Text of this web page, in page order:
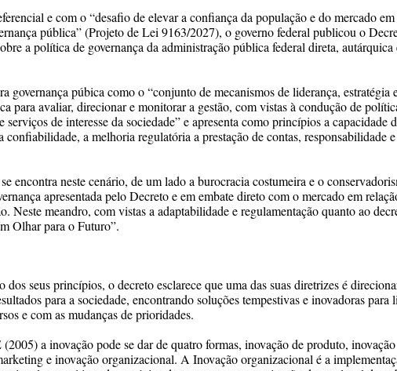
e com o “desafio de elevar a confiança da população e do mercado em
pública” (Projeto de Lei 9163/2027), o governo federal publicou o
a política de governança da administração pública federal direta, autárquica
governança púbica como o “conjunto de mecanismos de liderança, estratégia
para avaliar, direcionar e monitorar a gestão, com vistas à condução de
serviços de interesse da sociedade” e apresenta como princípios a capacidade
confiabilidade, a melhoria regulatória a prestação de contas, responsabilidade e
encontra neste cenário, de um lado a burocracia costumeira e o
apresentada pelo Decreto e em embate direto com o mercado em
Neste meandro, com vistas a adaptabilidade e regulamentação quanto ao
Olhar para o Futuro”.
dos seus princípios, o decreto esclarece que uma das suas diretrizes é
para a sociedade, encontrando soluções tempestivas e inovadoras para
e com as mudanças de prioridades.
a inovação pode se dar de quatro formas, inovação de produto,
e inovação organizacional. A Inovação organizacional é a